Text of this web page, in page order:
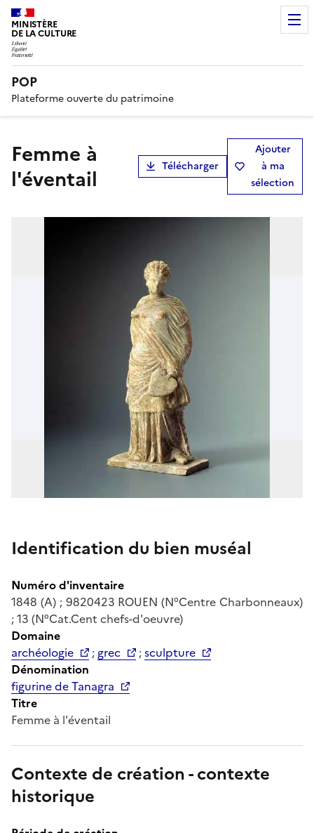
MINISTÈRE
DE LA CULTURE
POP
Plateforme ouverte du patrimoine
Femme à
l'éventail
Télécharger
Ajouter
à ma
sélection
Identification du bien muséal
Numéro d'inventaire
1848 (A) ; 9820423 ROUEN (N°Centre Charbonneaux)
; 13 (N°Cat.Cent chefs-d'oeuvre)
Domaine
archéologie
; grec ;sculpture
Dénomination
figurine de Tanagra
Titre
Femme à l'éventail
Contexte de création - contexte
historique